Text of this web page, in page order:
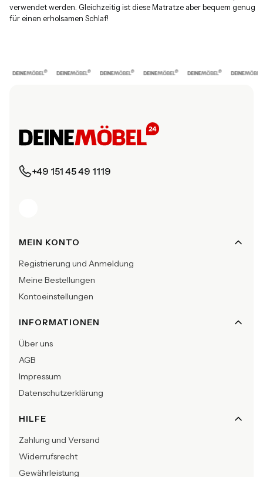
verwendet werden. Gleichzeitig ist diese Matratze aber bequem genug
für einen erholsamen Schlaf!
+49 151 45 49 1119
Fußzeilenmenü
MEIN KONTO
Registrierung und Anmeldung
Meine Bestellungen
Kontoeinstellungen
INFORMATIONEN
Über uns
AGB
Impressum
Datenschutzerklärung
HILFE
Zahlung und Versand
Widerrufsrecht
Gewährleistung